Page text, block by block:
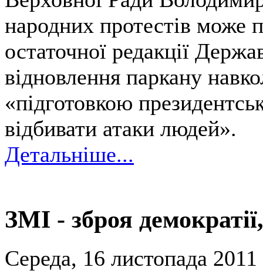
народних протестів може
остаточної редакції
відновлення паркану
«підготовкою
відбивати атаки людей».
Детальніше...
ЗМІ - зброя
Середа, 16 листопада